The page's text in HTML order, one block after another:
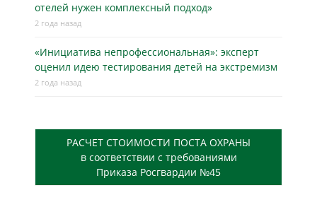
отелей нужен комплексный подход»
2 года назад
«Инициатива непрофессиональная»: эксперт
оценил идею тестирования детей на экстремизм
2 года назад
РАСЧЕТ СТОИМОСТИ ПОСТА ОХРАНЫ
в соответствии с требованиями
Приказа Росгвардии №45